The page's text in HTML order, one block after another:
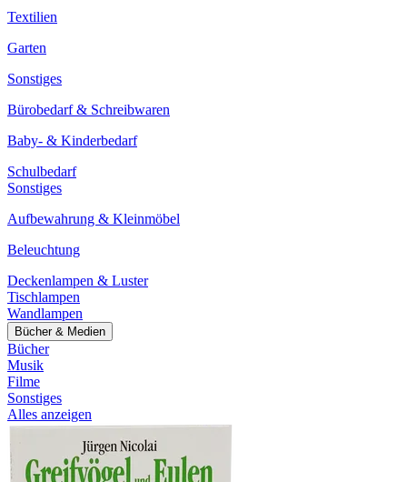
Textilien
Garten
Sonstiges
Bürobedarf & Schreibwaren
Baby- & Kinderbedarf
Schulbedarf
Sonstiges
Aufbewahrung & Kleinmöbel
Beleuchtung
Deckenlampen & Luster
Tischlampen
Wandlampen
Bücher & Medien
Bücher
Musik
Filme
Sonstiges
Alles anzeigen